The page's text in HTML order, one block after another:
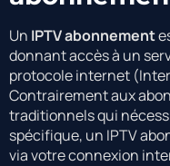
Un IPTV abonnement
donnant accès à un
protocole internet
Contrairement aux
traditionnels qui
spécifique, un IPTV
via votre connexion